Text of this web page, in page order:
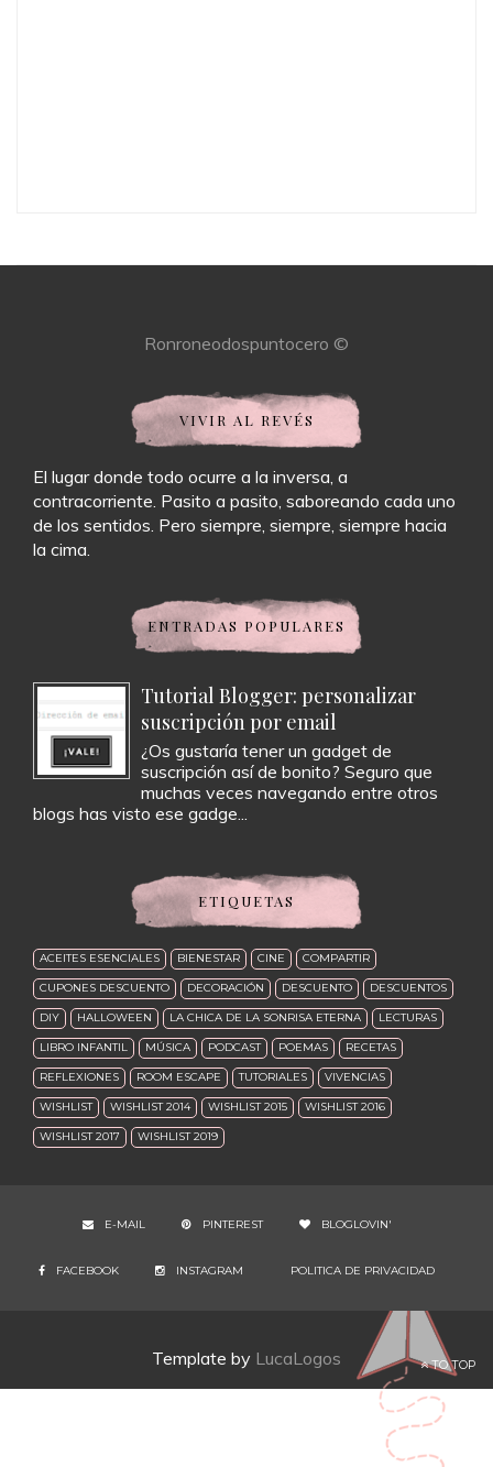
Ronroneodospuntocero ©
VIVIR AL REVÉS
El lugar donde todo ocurre a la inversa, a
contracorriente. Pasito a pasito, saboreando cada uno
de los sentidos. Pero siempre, siempre, siempre hacia
la cima.
ENTRADAS POPULARES
Tutorial Blogger: personalizar
suscripción por email
¿Os gustaría tener un gadget de
suscripción así de bonito? Seguro que
muchas veces navegando entre otros
blogs has visto ese gadge...
ETIQUETAS
ACEITES ESENCIALES BIENESTAR CINE COMPARTIR
CUPONES DESCUENTO DECORACIÓN DESCUENTO DESCUENTOS
DIY HALLOWEEN LA CHICA DE LA SONRISA ETERNA LECTURAS
LIBRO INFANTIL MÚSICA PODCAST POEMAS RECETAS
REFLEXIONES ROOM ESCAPE TUTORIALES VIVENCIAS
WISHLIST WISHLIST 2014 WISHLIST 2015 WISHLIST 2016
WISHLIST 2017 WISHLIST 2019
E-MAIL PINTEREST BLOGLOVIN'
FACEBOOK INSTAGRAM POLITICA DE PRIVACIDAD
Template by LucaLogos TO TOP